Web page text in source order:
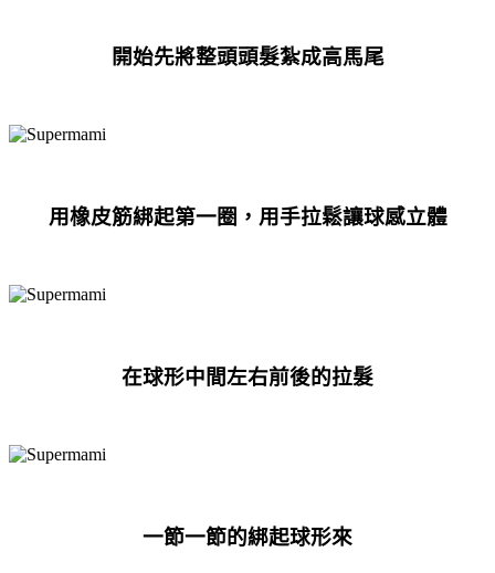
開始先將整頭頭髮紮成高馬尾
用橡皮筋綁起第一圈，用手拉鬆讓球感立體
在球形中間左右前後的拉髮
一節一節的綁起球形來